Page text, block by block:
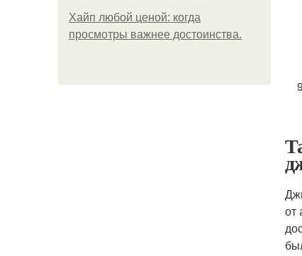
Хайп любой ценой: когда
просмотры важнее достоинства.
от